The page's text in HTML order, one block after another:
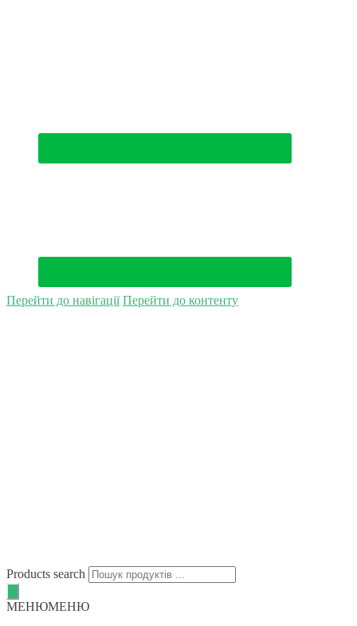
Перейти до навігації Перейти до контенту
Products search
МЕНЮМЕНЮ